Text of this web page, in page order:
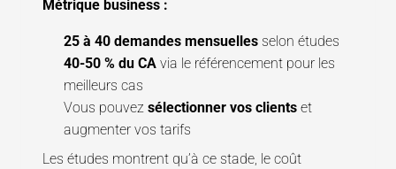
Métrique business :
25 à 40 demandes mensuelles selon études
40-50 % du CA via le référencement pour les
meilleurs cas
Vous pouvez sélectionner vos clients et
augmenter vos tarifs
Les études montrent qu’à ce stade, le coût